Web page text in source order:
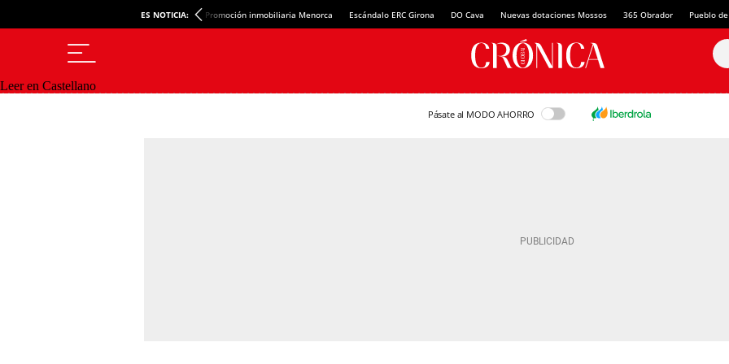
ES NOTICIA: Promoción inmobiliaria Menorca Escándalo ERC Girona DO Cava Nuevas dotaciones Mossos 365 Obrador Pueblo
Leer en Castellano
Pásate al MODO AHORRO